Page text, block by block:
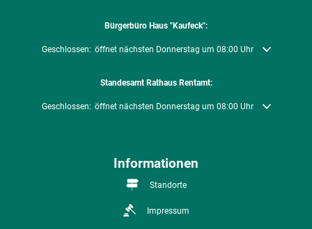
Bürgerbüro Haus "Kaufeck":
Klicken, um weitere Öffnungs- oder Schließzeiten auszublenden
Geschlossen: öffnet nächsten Donnerstag um 08:00 Uhr
Standesamt Rathaus Rentamt:
Klicken, um weitere Öffnungs- oder Schließzeiten auszublenden
Geschlossen: öffnet nächsten Donnerstag um 08:00 Uhr
Informationen
Standorte
Impressum